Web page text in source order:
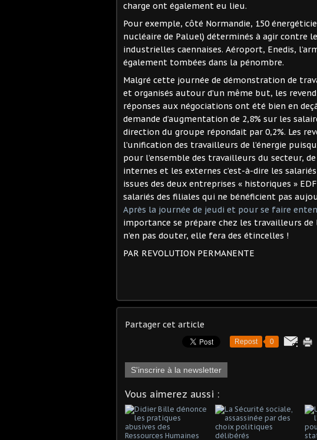
charge ont également eu lieu.
Pour exemple, côté Normandie, 150
nucléaire de Paluel) déterminés à agir contre
industrielles caennaises. Aéroport, Enedis,
également tombées dans la pénombre.
Malgré cette journée de démonstration de
et organisés autour d’un même but, les
réponses aux négociations ont été bien en
demande d’augmentation de 2,8% sur les
direction du groupe répondait par 0,2%. Les
l’unification des travailleurs de l’énergie
pour l’ensemble des travailleurs du secteur,
internes et les externes c’est-à-dire les
issues des deux entreprises « historiques »
salariés des filiales qui ne bénéficient pas
Après la journée de jeudi et pour se faire
importance se prépare chez les travailleurs de
n’en pas douter, elle fera des étincelles !
PAR REVOLUTION PERMANENTE
Partager cet article
Repost 0
S'inscrire à la newsletter
Vous aimerez aussi :